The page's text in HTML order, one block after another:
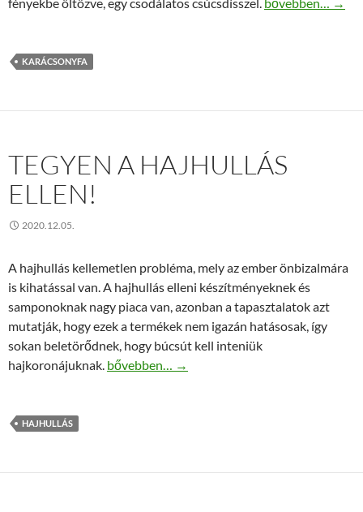
KARÁCSONYFA
TEGYEN A HAJHULLÁS
ELLEN!
2020.12.05.
A hajhullás kellemetlen probléma, mely az ember önbizalmára
is kihatással van. A hajhullás elleni készítményeknek és
samponoknak nagy piaca van, azonban a tapasztalatok azt
mutatják, hogy ezek a termékek nem igazán hatásosak, így
sokan beletörődnek, hogy búcsút kell inteniük
hajkoronájuknak. Tegyen a hajhullás ellen!
bővebben… →
HAJHULLÁS